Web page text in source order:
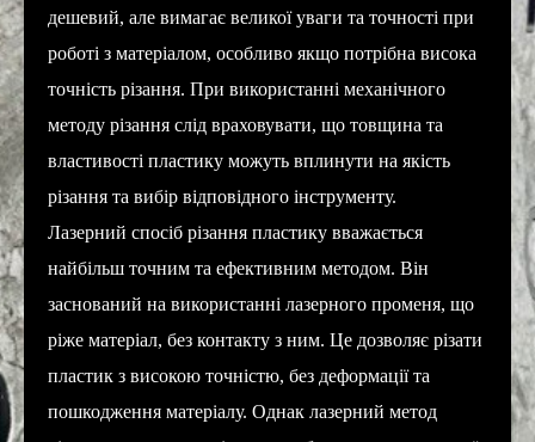
дешевий, але вимагає великої уваги та точності при
роботі з матеріалом, особливо якщо потрібна висока
точність різання. При використанні механічного
методу різання слід враховувати, що товщина та
властивості пластику можуть вплинути на якість
різання та вибір відповідного інструменту.
Лазерний спосіб різання пластику вважається
найбільш точним та ефективним методом. Він
заснований на використанні лазерного променя, що
ріже матеріал, без контакту з ним. Це дозволяє різати
пластик з високою точністю, без деформації та
пошкодження матеріалу. Однак лазерний метод